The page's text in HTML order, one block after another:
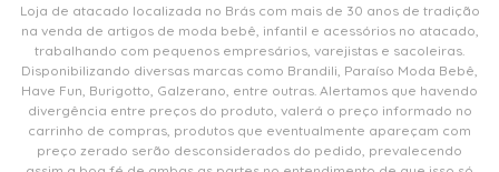
Loja de atacado localizada no Brás com mais de 30 anos de tradição
na venda de artigos de moda bebê, infantil e acessórios no atacado,
trabalhando com pequenos empresários, varejistas e sacoleiras.
Disponibilizando diversas marcas como Brandili, Paraíso Moda Bebê,
Have Fun, Burigotto, Galzerano, entre outras. Alertamos que havendo
divergência entre preços do produto, valerá o preço informado no
carrinho de compras, produtos que eventualmente apareçam com
preço zerado serão desconsiderados do pedido, prevalecendo